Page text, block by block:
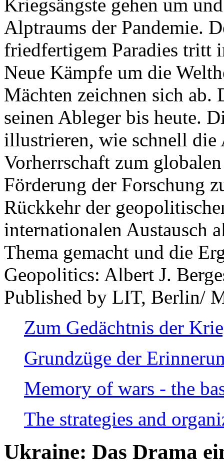
Kriegsängste gehen um
Alptraums der Pandemie.
friedfertigem Paradies tritt
Neue Kämpfe um die
Mächten zeichnen sich
seinen Ableger bis heute.
illustrieren, wie schnell die
Vorherrschaft zum
Förderung der Forschung
Rückkehr der
internationalen Austausch
Thema gemacht und die
Geopolitics: Albert J.
Published by LIT, Berlin/
Zum Gedächtnis der
Grundzüge der
Memory of wars - the
The strategies and
Ukraine: Das Drama